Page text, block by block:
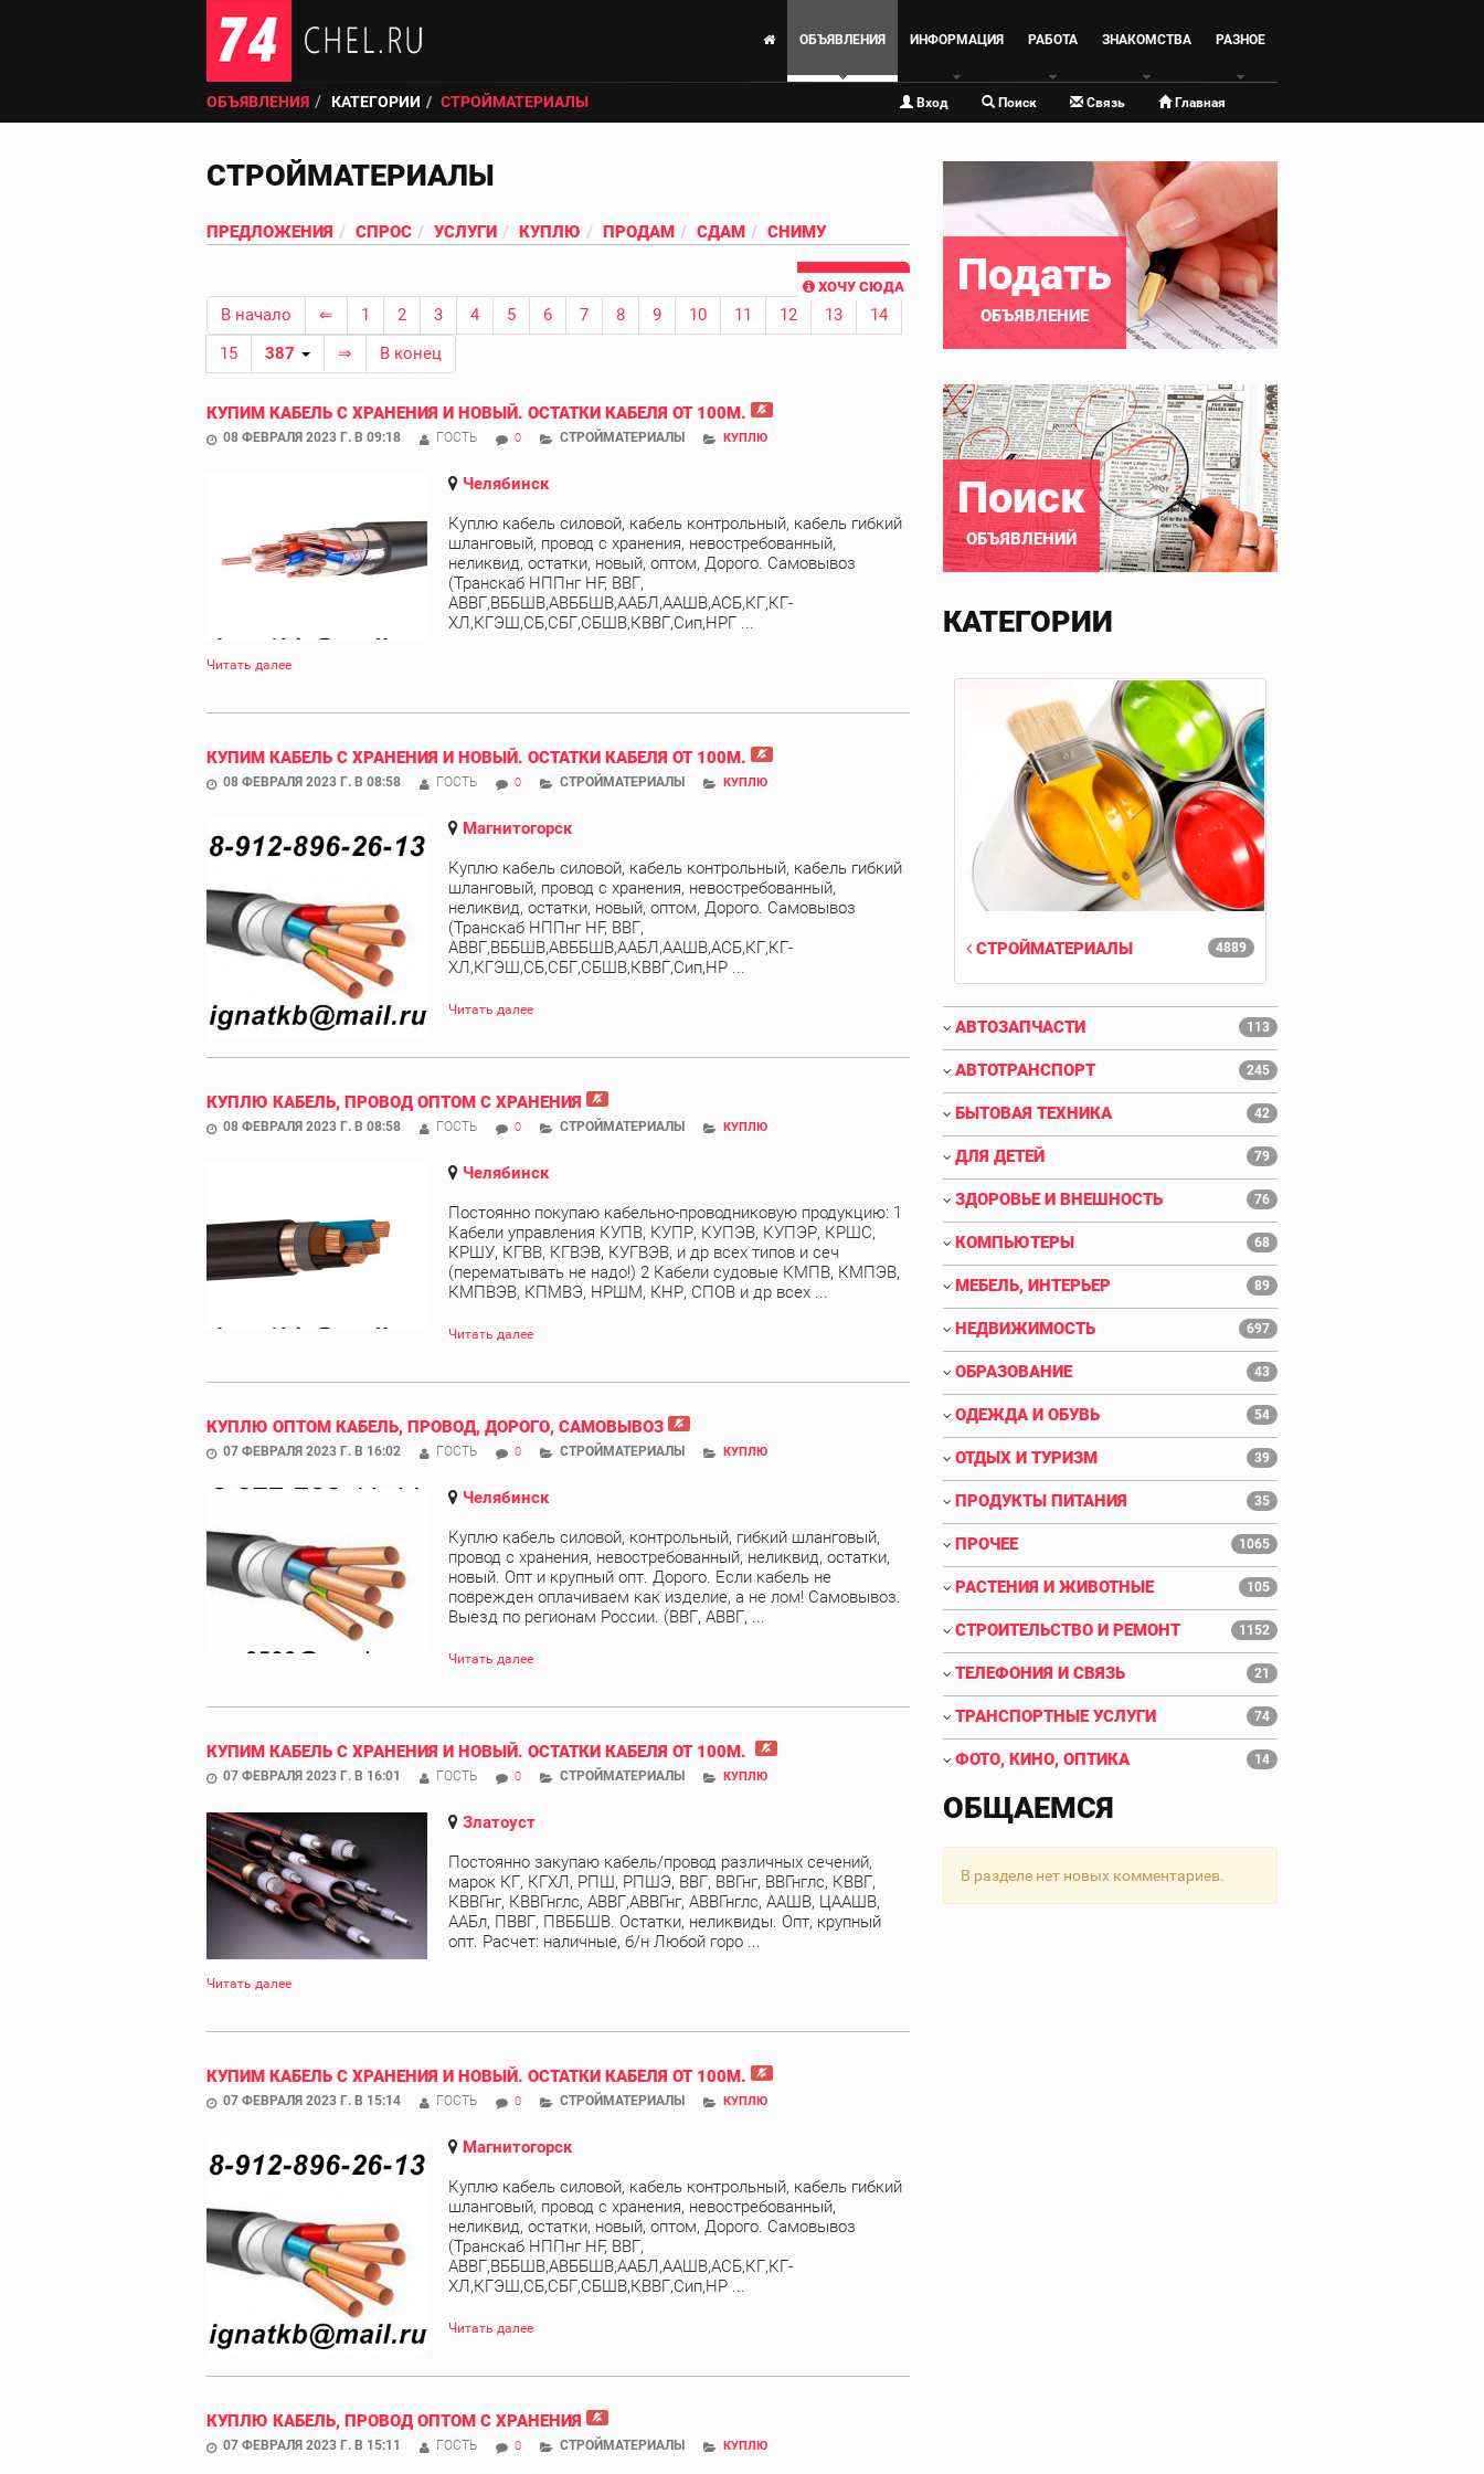
ОБЪЯВЛЕНИЯ ИНФОРМАЦИЯ РАБОТА ЗНАКОМСТВА РАЗНОЕ
ОБЪЯВЛЕНИЯ КАТЕГОРИИ СТРОЙМАТЕРИАЛЫ Вход Поиск Связь Главная
СТРОЙМАТЕРИАЛЫ
ПРЕДЛОЖЕНИЯ СПРОС УСЛУГИ КУПЛЮ ПРОДАМ СДАМ СНИМУ
ХОЧУ СЮДА
В начало ⇐ 1 2 3 4 5 6 7 8 9 10 11 12 13
14
15
387 ⇒ В конец
КУПИМ КАБЕЛЬ С ХРАНЕНИЯ И НОВЫЙ. ОСТАТКИ КАБЕЛЯ ОТ 100М.
08 ФЕВРАЛЯ 2023 Г. В 09:18 ГОСТЬ 0 СТРОЙМАТЕРИАЛЫ КУПЛЮ
Челябинск
Куплю кабель силовой, кабель контрольный, кабель гибкий
шланговый, провод с хранения, невостребованный,
неликвид, остатки, новый, оптом, Дорого. Самовывоз
(Транскаб НППнг HF, ВВГ,
АВВГ,ВББШВ,АВББШВ,ААБЛ,ААШВ,АСБ,КГ,КГ-
ХЛ,КГЭШ,СБ,СБГ,СБШВ,КВВГ,Сип,НРГ ...
Читать далее
КУПИМ КАБЕЛЬ С ХРАНЕНИЯ И НОВЫЙ. ОСТАТКИ КАБЕЛЯ ОТ 100М.
08 ФЕВРАЛЯ 2023 Г. В 08:58 ГОСТЬ 0 СТРОЙМАТЕРИАЛЫ КУПЛЮ
Магнитогорск
Куплю кабель силовой, кабель контрольный, кабель гибкий
шланговый, провод с хранения, невостребованный,
неликвид, остатки, новый, оптом, Дорого. Самовывоз
(Транскаб НППнг HF, ВВГ,
АВВГ,ВББШВ,АВББШВ,ААБЛ,ААШВ,АСБ,КГ,КГ-
ХЛ,КГЭШ,СБ,СБГ,СБШВ,КВВГ,Сип,НР ...
Читать далее
КУПЛЮ КАБЕЛЬ, ПРОВОД ОПТОМ С ХРАНЕНИЯ
08 ФЕВРАЛЯ 2023 Г. В 08:58 ГОСТЬ 0 СТРОЙМАТЕРИАЛЫ КУПЛЮ
Челябинск
Постоянно покупаю кабельно-проводниковую продукцию: 1
Кабели управления КУПВ, КУПР, КУПЭВ, КУПЭР, КРШС,
КРШУ, КГВВ, КГВЭВ, КУГВЭВ, и др всех типов и сеч
(перематывать не надо!) 2 Кабели судовые КМПВ, КМПЭВ,
КМПВЭВ, КПМВЭ, НРШМ, КНР, СПОВ и др всех ...
Читать далее
КУПЛЮ ОПТОМ КАБЕЛЬ, ПРОВОД, ДОРОГО, САМОВЫВОЗ
07 ФЕВРАЛЯ 2023 Г. В 16:02 ГОСТЬ 0 СТРОЙМАТЕРИАЛЫ КУПЛЮ
Челябинск
Куплю кабель силовой, контрольный, гибкий шланговый,
провод с хранения, невостребованный, неликвид, остатки,
новый. Опт и крупный опт. Дорого. Если кабель не
поврежден оплачиваем как изделие, а не лом! Самовывоз.
Выезд по регионам России. (ВВГ, АВВГ, ...
Читать далее
КУПИМ КАБЕЛЬ С ХРАНЕНИЯ И НОВЫЙ. ОСТАТКИ КАБЕЛЯ ОТ 100М.
07 ФЕВРАЛЯ 2023 Г. В 16:01 ГОСТЬ 0 СТРОЙМАТЕРИАЛЫ КУПЛЮ
Златоуст
Постоянно закупаю кабель/провод различных сечений,
марок КГ, КГХЛ, РПШ, РПШЭ, ВВГ, ВВГнг, ВВГнглс, КВВГ,
КВВГнг, КВВГнглс, АВВГ,АВВГнг, АВВГнглс, ААШВ, ЦААШВ,
ААБл, ПВВГ, ПВББШВ. Остатки, неликвиды. Опт, крупный
опт. Расчет: наличные, б/н Любой горо ...
Читать далее
КУПИМ КАБЕЛЬ С ХРАНЕНИЯ И НОВЫЙ. ОСТАТКИ КАБЕЛЯ ОТ 100М.
07 ФЕВРАЛЯ 2023 Г. В 15:14 ГОСТЬ 0 СТРОЙМАТЕРИАЛЫ КУПЛЮ
Магнитогорск
Куплю кабель силовой, кабель контрольный, кабель гибкий
шланговый, провод с хранения, невостребованный,
неликвид, остатки, новый, оптом, Дорого. Самовывоз
(Транскаб НППнг HF, ВВГ,
АВВГ,ВББШВ,АВББШВ,ААБЛ,ААШВ,АСБ,КГ,КГ-
ХЛ,КГЭШ,СБ,СБГ,СБШВ,КВВГ,Сип,НР ...
Читать далее
КУПЛЮ КАБЕЛЬ, ПРОВОД ОПТОМ С ХРАНЕНИЯ
07 ФЕВРАЛЯ 2023 Г. В 15:11 ГОСТЬ 0 СТРОЙМАТЕРИАЛЫ КУПЛЮ
Подать
ОБЪЯВЛЕНИЕ
Поиск
ОБЪЯВЛЕНИЙ
КАТЕГОРИИ
4889
СТРОЙМАТЕРИАЛЫ
АВТОЗАПЧАСТИ 113
АВТОТРАНСПОРТ 245
БЫТОВАЯ ТЕХНИКА 42
ДЛЯ ДЕТЕЙ 79
ЗДОРОВЬЕ И ВНЕШНОСТЬ 76
КОМПЬЮТЕРЫ 68
МЕБЕЛЬ, ИНТЕРЬЕР 89
НЕДВИЖИМОСТЬ 697
ОБРАЗОВАНИЕ 43
ОДЕЖДА И ОБУВЬ 54
ОТДЫХ И ТУРИЗМ 39
ПРОДУКТЫ ПИТАНИЯ 35
ПРОЧЕЕ 1065
РАСТЕНИЯ И ЖИВОТНЫЕ 105
СТРОИТЕЛЬСТВО И РЕМОНТ 1152
ТЕЛЕФОНИЯ И СВЯЗЬ 21
ТРАНСПОРТНЫЕ УСЛУГИ 74
ФОТО, КИНО, ОПТИКА 14
ОБЩАЕМСЯ
В разделе нет новых комментариев.